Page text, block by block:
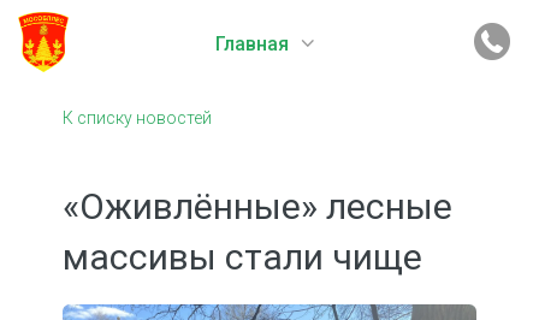
Главная
К списку новостей
«Оживлённые» лесные
массивы стали чище